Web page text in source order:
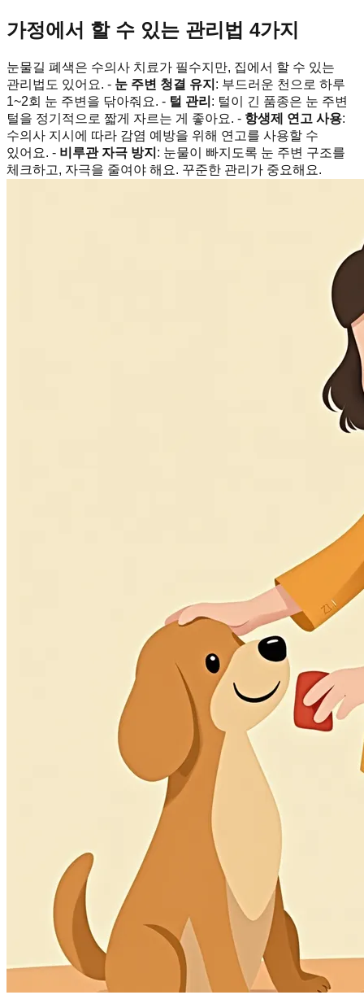
가정에서 할 수 있는 관리법 4가지
눈물길 폐색은 수의사 치료가 필수지만, 집에서 할 수 있는
관리법도 있어요. - 눈 주변 청결 유지 : 부드러운 천으로 하루
1~2회 눈 주변을 닦아줘요. - 털 관리 : 털이 긴 품종은 눈 주변
털을 정기적으로 짧게 자르는 게 좋아요. - 항생제 연고 사용:
수의사 지시에 따라 감염 예방을 위해 연고를 사용할 수
있어요. - 비루관 자극 방지 : 눈물이 빠지도록 눈 주변 구조를
체크하고, 자극을 줄여야 해요. 꾸준한 관리가 중요해요.